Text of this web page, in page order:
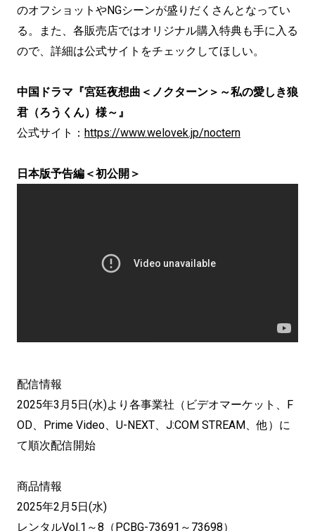
のオフショットやNGシーンが盛りだくさんとなってい
る。また、各販売店ではオリジナル購入特典も手に入る
ので、詳細は公式サイトをチェックしてほしい。
中国ドラマ『宮廷夜想曲＜ノクターン＞～私の愛しき狼
君（ろうくん）様～』
公式サイト： https://www.welovek.jp/noctern
日本版予告編＜初公開＞
配信情報
2025年3月5日(水)より各事業社（ビデオマーケット、F
OD、Prime Video、U-NEXT、J:COM STREAM、他）に
て順次配信開始
商品情報
2025年2月5日(水)
レンタルVol.1～8（PCBG-73691～73698）